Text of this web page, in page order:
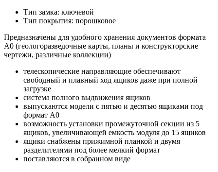
Тип замка: ключевой
Тип покрытия: порошковое
Предназначены для удобного хранения документов формата
А0 (геологоразведочные карты, планы и конструкторские
чертежи, различные коллекции)
телескопические направляющие обеспечивают
свободный и плавный ход ящиков даже при полной
загрузке
система полного выдвижения ящиков
выпускаются модели с пятью и десятью ящиками под
формат А0
возможность установки промежуточной секции из 5
ящиков, увеличивающей емкость модуля до 15 ящиков
ящики снабжены прижимной планкой и двумя
разделителями под более мелкий формат
поставляются в собранном виде